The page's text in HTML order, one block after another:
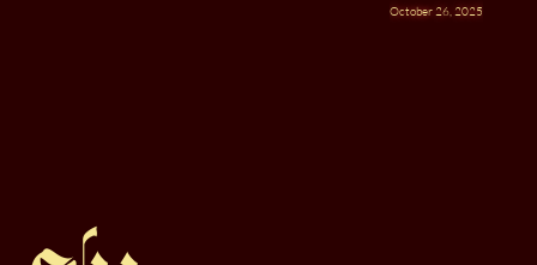
October 26, 2025